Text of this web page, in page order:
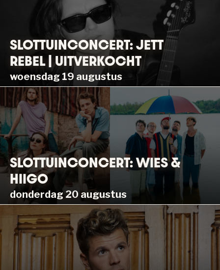
SLOTTUINCONCERT: JETT
REBEL | UITVERKOCHT
woensdag 19 augustus
SLOTTUINCONCERT: WIES &
HIIGO
donderdag 20 augustus